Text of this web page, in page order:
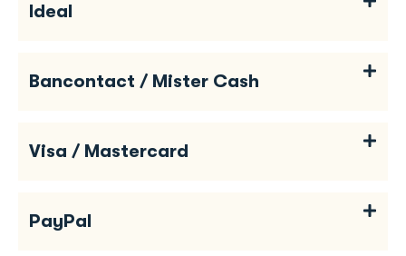
Ideal
Bancontact / Mister Cash
Visa / Mastercard
PayPal